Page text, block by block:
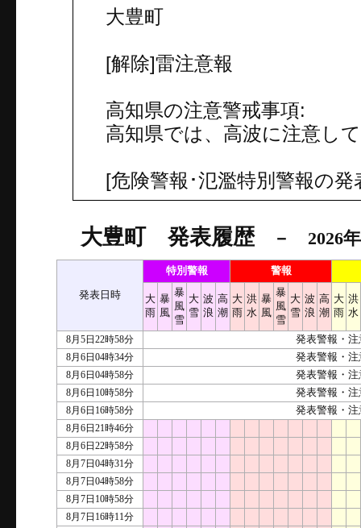
大豊町
[解除]雷注意報
高知県の注意警戒事項:
高知県では、高波に注意し
[危険警報･氾濫特別警報の
大豊町 発表履歴－ 2026年8
発表日時
特別警報 警報
大
雨
暴
風
暴
風
雪
大
雪
波
浪
高
潮
大
雨
洪
水
暴
風
暴
風
雪
大
雪
波
浪
高
潮
大
雨
洪
水
8月5日22時58分
発表警報・
8月6日04時34分
発表警報・
8月6日04時58分
発表警報・
8月6日10時58分
発表警報・
8月6日16時58分
発表警報・
8月6日21時46分
8月6日22時58分
8月7日04時31分
8月7日04時58分
8月7日10時58分
8月7日16時11分